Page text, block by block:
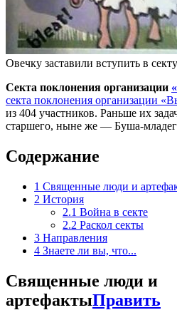
Овечку заставили вступить в секту
Секта поклонения организации
секта поклонения организации
из 404 участников. Раньше их
старшего, ныне же — Буша-
Содержание
1 Священные люди и
2 История
2.1 Война в секте
2.2 Раскол секты
3 Направления
4 Знаете ли вы, что...
Священные люди и
артефактыПравить